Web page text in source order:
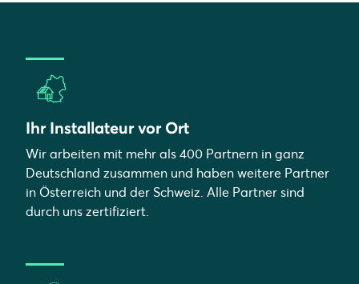
Ihr Installateur vor Ort
Wir arbeiten mit mehr als 400 Partnern in ganz
Deutschland zusammen und haben weitere Partner
in Österreich und der Schweiz. Alle Partner sind
durch uns zertifiziert.